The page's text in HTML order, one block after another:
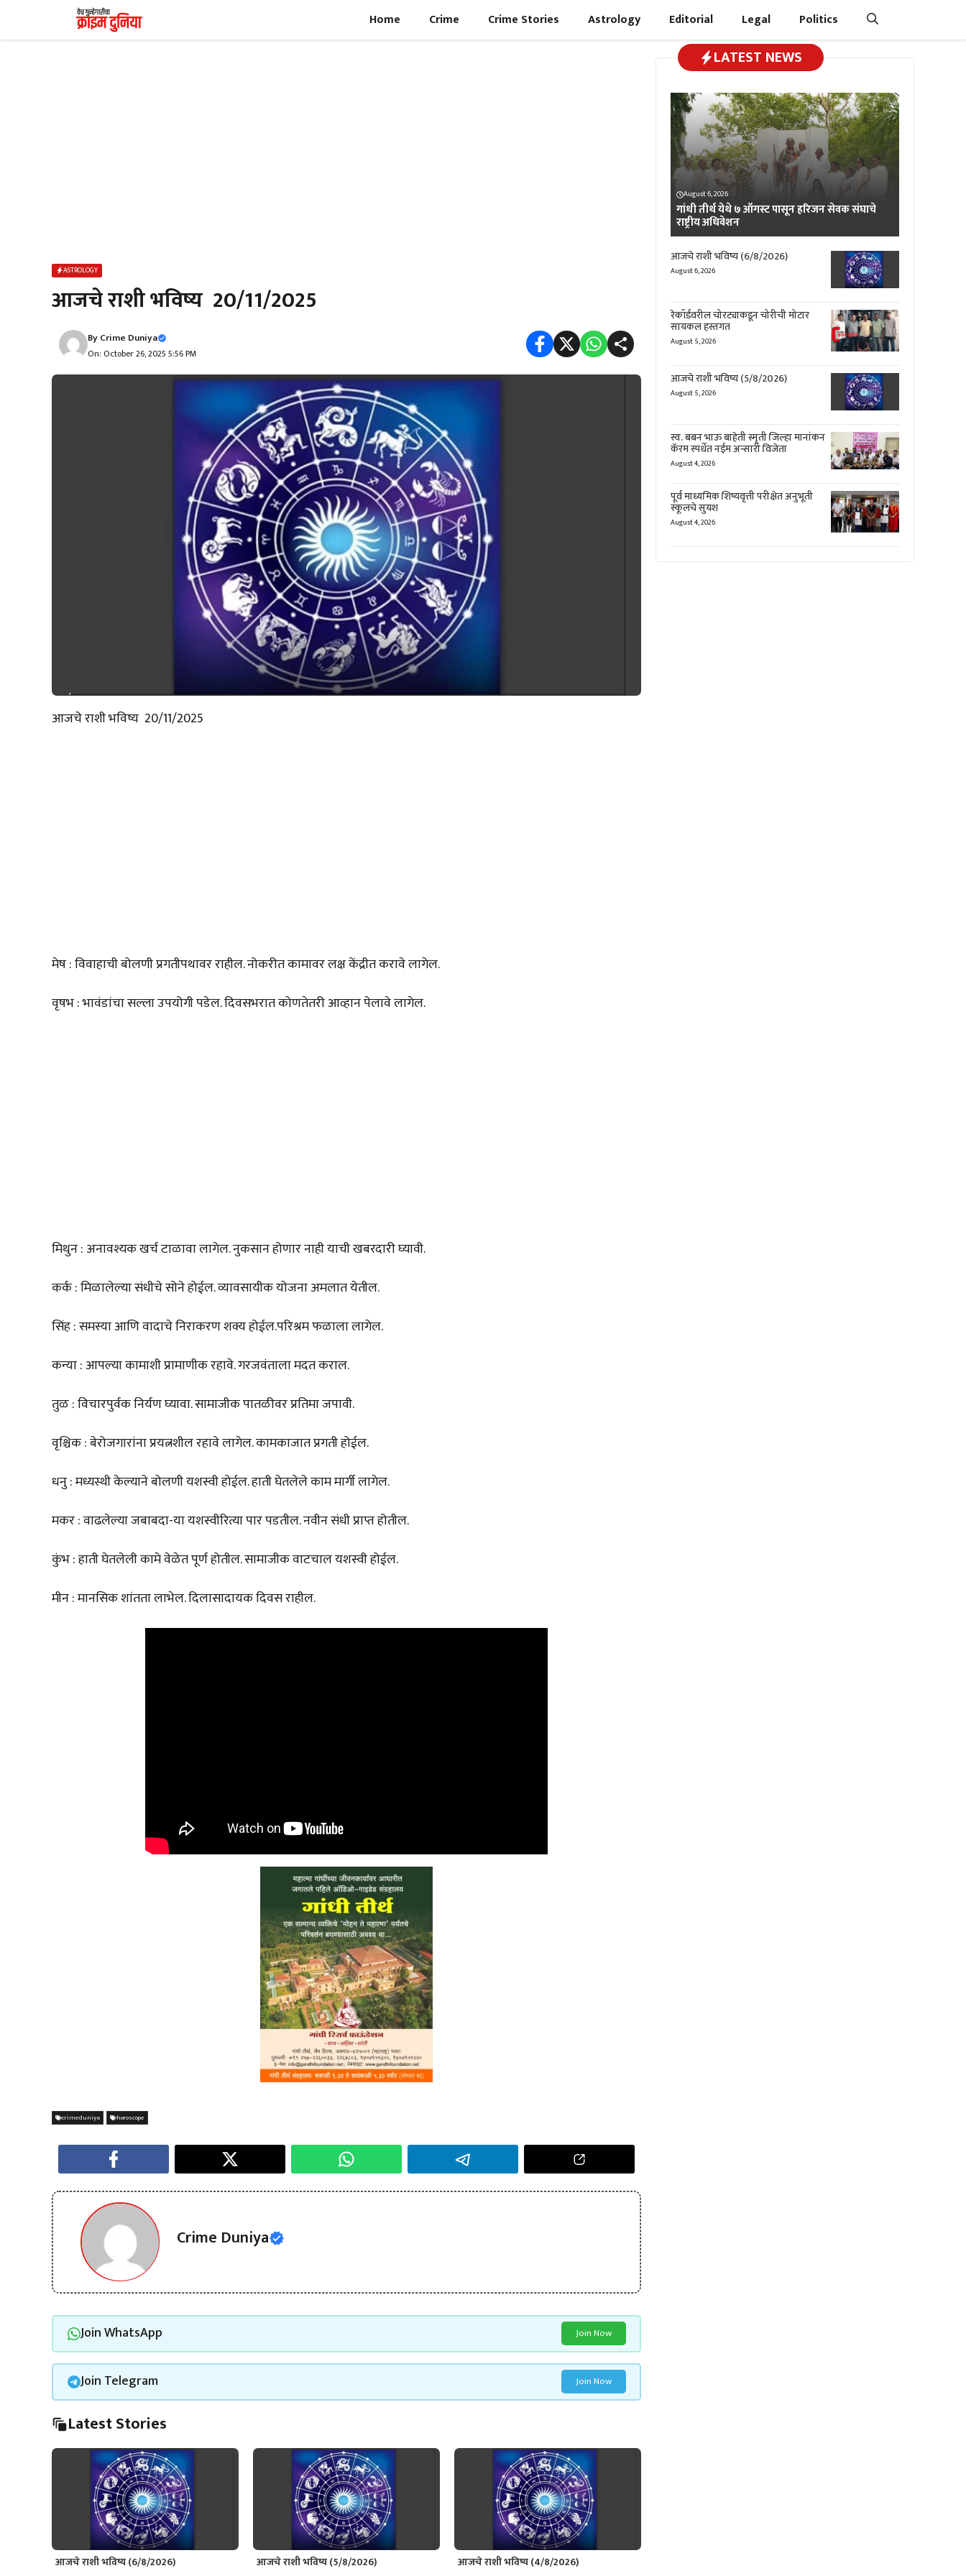
content
Home Crime Crime Stories Astrology Editorial Legal Politics
ASTROLOGY
आजचे राशी भविष्य 20/11/2025
ByCrime Duniya
On: October 26, 2025 5:56 PM
आजचे राशी भविष्य 20/11/2025
मेष : विवाहाची बोलणी प्रगतीपथावर राहील. नोकरीत कामावर लक्ष केंद्रीत करावे लागेल.
वृषभ : भावंडांचा सल्ला उपयोगी पडेल. दिवसभरात कोणतेतरी आव्हान पेलावे लागेल.
मिथुन : अनावश्यक खर्च टाळावा लागेल. नुकसान होणार नाही याची खबरदारी घ्यावी.
कर्क : मिळालेल्या संधीचे सोने होईल. व्यावसायीक योजना अमलात येतील.
सिंह : समस्या आणि वादाचे निराकरण शक्य होईल.परिश्रम फळाला लागेल.
कन्या : आपल्या कामाशी प्रामाणीक रहावे. गरजवंताला मदत कराल.
तुळ : विचारपुर्वक निर्यण घ्यावा. सामाजीक पातळीवर प्रतिमा जपावी.
वृश्चिक : बेरोजगारांना प्रयत्नशील रहावे लागेल. कामकाजात प्रगती होईल.
धनु : मध्यस्थी केल्याने बोलणी यशस्वी होईल. हाती घेतलेले काम मार्गी लागेल.
मकर : वाढलेल्या जबाबदा-या यशस्वीरित्या पार पडतील. नवीन संधी प्राप्त होतील.
कुंभ : हाती घेतलेली कामे वेळेत पूर्ण होतील. सामाजीक वाटचाल यशस्वी होईल.
मीन : मानसिक शांतता लाभेल. दिलासादायक दिवस राहील.
crimeduniya horoscope
Crime Duniya
Join WhatsApp Join Now
Join Telegram Join Now
Latest Stories
आजचे राशी भविष्य (6/8/2026) आजचे राशी भविष्य (5/8/2026) आजचे राशी भविष्य (4/8/2026)
LATEST NEWS
August 6, 2026
गांधी तीर्थ येथे ७ ऑगस्ट पासून हरिजन सेवक संघाचे
राष्ट्रीय अधिवेशन
आजचे राशी भविष्य (6/8/2026)
August 6, 2026
रेकॉर्डवरील चोरट्याकडून चोरीची मोटार
सायकल हस्तगत
August 5, 2026
आजचे राशी भविष्य (5/8/2026)
August 5, 2026
स्व. बबन भाऊ बाहेती स्मृती जिल्हा मानांकन
कॅरम स्पर्धेत नईम अन्सारी विजेता
August 4, 2026
पूर्व माध्यमिक शिष्यवृत्ती परीक्षेत अनुभूती
स्कूलचे सुयश
August 4, 2026